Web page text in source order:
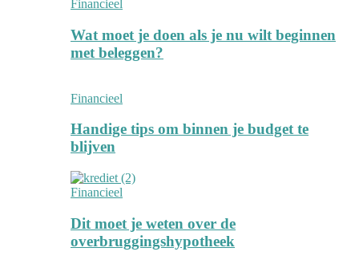
Financieel
Wat moet je doen als je nu wilt beginnen
met beleggen?
Financieel
Handige tips om binnen je budget te
blijven
Financieel
Dit moet je weten over de
overbruggingshypotheek